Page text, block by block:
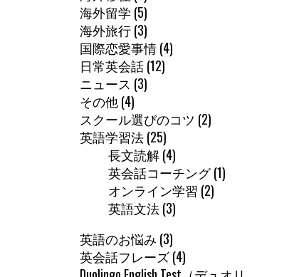
海外留学 (5)
海外旅行(3)
国際恋愛事情(4)
日常英会話(12)
ニュース (3)
その他(4)
スクール選びのコツ (2)
英語学習法(25)
長文読解(4)
英会話コーチング(1)
オンライン学習 (2)
英語文法(3)
英語のお悩み (3)
英会話フレーズ(4)